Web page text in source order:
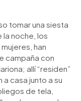
tomar una siesta
la noche, los
han
campaña con
allí “residen”
casa junto a su
de tela,